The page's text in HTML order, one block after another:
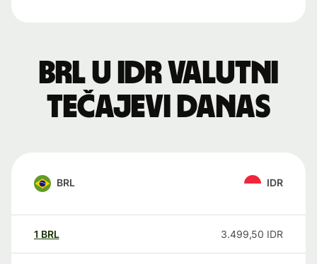
BRL u IDR valutni
tečajevi danas
BRL IDR
1 BRL 3.499,50 IDR